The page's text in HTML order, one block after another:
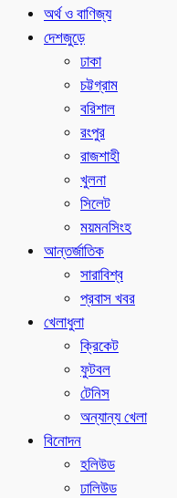
অর্থ ও বাণিজ্য
দেশজুড়ে
ঢাকা
চট্টগ্রাম
বরিশাল
রংপুর
রাজশাহী
খুলনা
সিলেট
ময়মনসিংহ
আন্তর্জাতিক
সারাবিশ্ব
প্রবাস খবর
খেলাধুলা
ক্রিকেট
ফুটবল
টেনিস
অন্যান্য খেলা
বিনোদন
হলিউড
ঢালিউড